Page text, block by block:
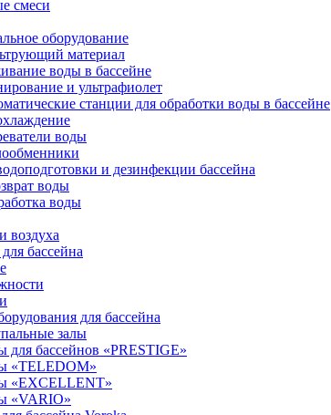
смеси
оборудование
материал
воды в бассейне
и ультрафиолет
станции для обработки воды в бассейне
воды
и дезинфекции бассейна
воды
воды
воздуха
бассейна
для бассейна
залы
для бассейнов «PRESTIGE»
«TELEDOM»
«EXCELLENT»
«VARIO»